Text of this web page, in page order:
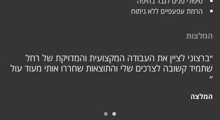
הרמת עפעפיים ללא ניתוח
המלצות
״ברצוני לציין את העבודה המקצועית והמדויקת של רחל
שתמיד קשובה לצרכים שלי והתוצאות שחררו אותי מעוד עול
״
המלצה